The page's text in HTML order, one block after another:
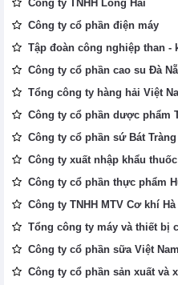
Công ty TNHH Long Hải
Công ty cổ phần điện máy
Tập đoàn công nghiệp than -
Công ty cổ phần cao su Đà
Tổng công ty hàng hải Việt
Công ty cổ phần dược phẩm
Công ty cổ phần sứ Bát Tràng
Công ty xuất nhập khẩu
Công ty cổ phần thực phẩm
Công ty TNHH MTV Cơ khí Hà
Tổng công ty máy và thiết bị
Công ty cổ phần sữa Việt Nam
Công ty cổ phần sản xuất và